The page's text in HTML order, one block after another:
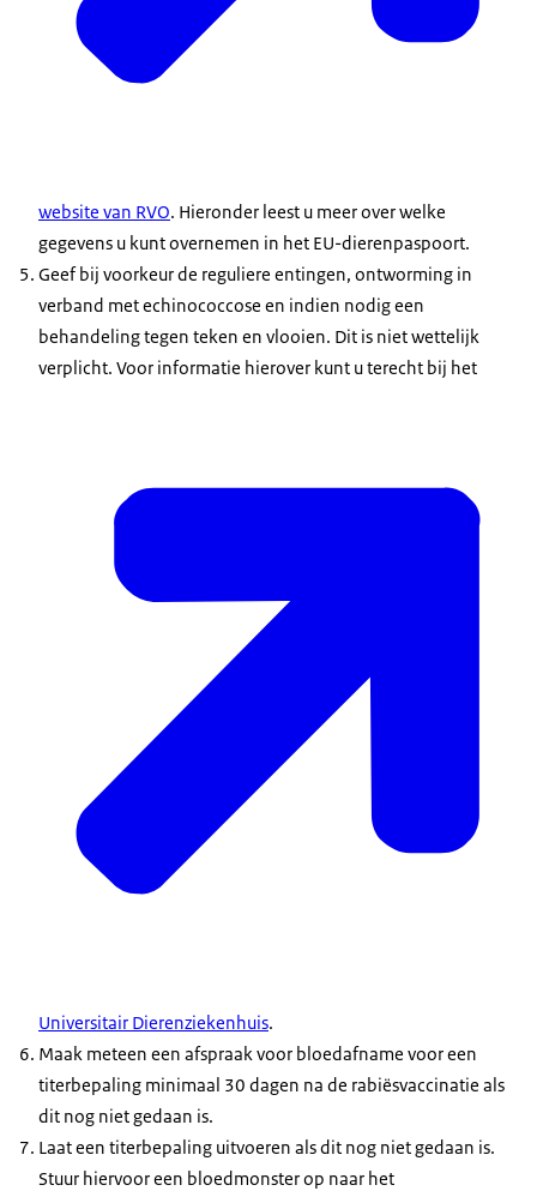
website van RVO. Hieronder leest u meer over welke
gegevens u kunt overnemen in het EU-dierenpaspoort.
Geef bij voorkeur de reguliere entingen, ontworming in
verband met echinococcose en indien nodig een
behandeling tegen teken en vlooien. Dit is niet wettelijk
verplicht. Voor informatie hierover kunt u terecht bij het
Universitair Dierenziekenhuis.
Maak meteen een afspraak voor bloedafname voor een
titerbepaling minimaal 30 dagen na de rabiësvaccinatie als
dit nog niet gedaan is.
Laat een titerbepaling uitvoeren als dit nog niet gedaan is.
Stuur hiervoor een bloedmonster op naar het